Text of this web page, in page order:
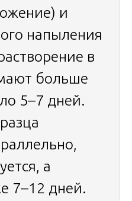
и
напыления
в
больше
5–7 дней.
а
7–12 дней.